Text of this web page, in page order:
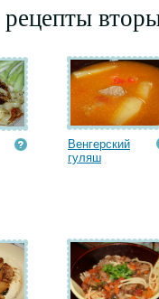
Венгерский
гуляш